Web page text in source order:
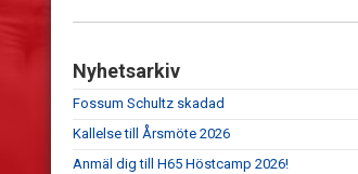
Nyhetsarkiv
Fossum Schultz skadad
Kallelse till Årsmöte 2026
Anmäl dig till H65 Höstcamp 2026!